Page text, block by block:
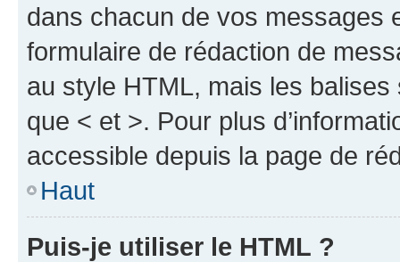
dans chacun de vos messages
formulaire de rédaction de
au style HTML, mais les
que < et >. Pour plus
accessible depuis la page de
Haut
Puis-je utiliser le HTML ?